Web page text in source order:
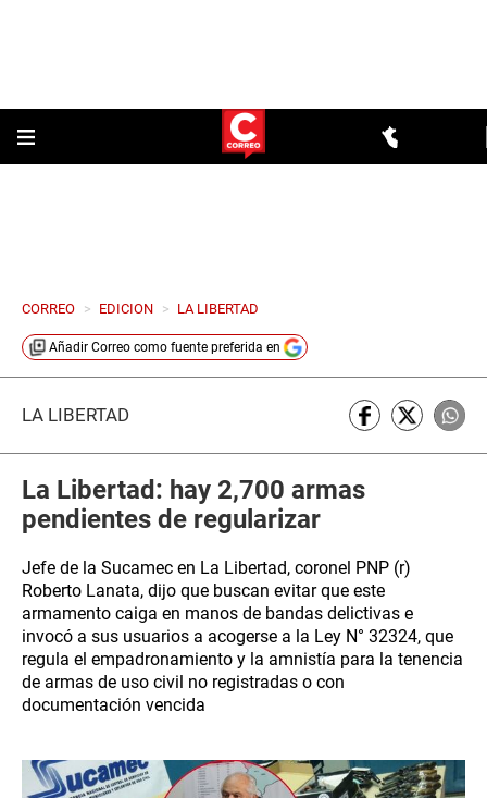
CORREO > EDICION > LA LIBERTAD
Añadir Correo como fuente preferida en
LA LIBERTAD
La Libertad: hay 2,700 armas
pendientes de regularizar
Jefe de la Sucamec en La Libertad, coronel PNP (r)
Roberto Lanata, dijo que buscan evitar que este
armamento caiga en manos de bandas delictivas e
invocó a sus usuarios a acogerse a la Ley N° 32324, que
regula el empadronamiento y la amnistía para la tenencia
de armas de uso civil no registradas o con
documentación vencida